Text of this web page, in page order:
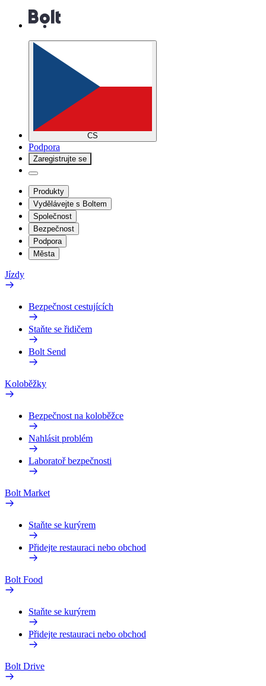
CS
Podpora
Zaregistrujte se
Produkty
Vydělávejte s Boltem
Společnost
Bezpečnost
Podpora
Města
Jízdy
Bezpečnost cestujících
Staňte se řidičem
Bolt Send
Koloběžky
Bezpečnost na koloběžce
Nahlásit problém
Laboratoř bezpečnosti
Bolt Market
Staňte se kurýrem
Přidejte restauraci nebo obchod
Bolt Food
Staňte se kurýrem
Přidejte restauraci nebo obchod
Bolt Drive